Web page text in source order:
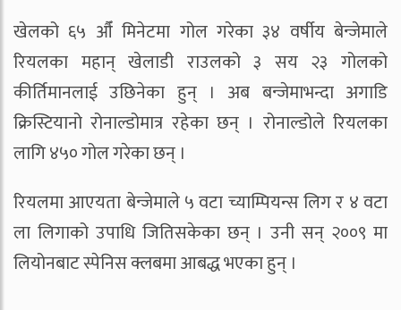
खेलको ६५ औँ मिनेटमा गोल गरेका ३४ वर्षीय बेन्जेमाले
रियलका महान् खेलाडी राउलको ३ सय २३ गोलको
कीर्तिमानलाई उछिनेका हुन् । अब बन्जेमाभन्दा अगाडि
क्रिस्टियानो रोनाल्डोमात्र रहेका छन् । रोनाल्डोले रियलका
लागि ४५० गोल गरेका छन् ।
रियलमा आएयता बेन्जेमाले ५ वटा च्याम्पियन्स लिग र ४ वटा
ला लिगाको उपाधि जितिसकेका छन् । उनी सन् २००९ मा
लियोनबाट स्पेनिस क्लबमा आबद्ध भएका हुन् ।